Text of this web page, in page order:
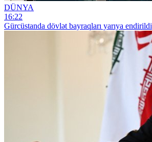
DÜNYA
16:22
Gürcüstanda dövlət bayraqları yarıya endirildi